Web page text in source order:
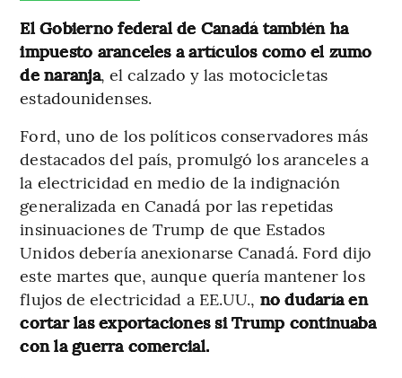
El Gobierno federal de Canadá también ha
impuesto aranceles a artículos como el zumo
de naranja, el calzado y las motocicletas
estadounidenses.
Ford, uno de los políticos conservadores más
destacados del país, promulgó los aranceles a
la electricidad en medio de la indignación
generalizada en Canadá por las repetidas
insinuaciones de Trump de que Estados
Unidos debería anexionarse Canadá. Ford dijo
este martes que, aunque quería mantener los
flujos de electricidad a EE.UU., no dudaría en
cortar las exportaciones si Trump continuaba
con la guerra comercial.